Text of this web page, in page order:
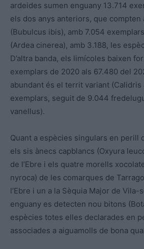
ardeides sumen enguany 13.714
els dos anys anteriors, que compten
(Bubulcus ibis), amb 7.054
(Ardea cinerea), amb 3.188, les
D’altra banda, els limícoles baixen
exemplars de 2020 als 67.480 del
abundant és el territ variant (Calidris
exemplars, seguit de 9.044
vanellus).
Quant a espècies singulars en perill
els sis ànecs capblancs (Oxyura
de l’Ebre i els quatre morells
nyroca) de les comarques de
l’Ebre i un a la Sèquia Major de Vila-
enguany es detecten nou bitons
espècies totes elles declarades en
associades a aiguamolls de bona